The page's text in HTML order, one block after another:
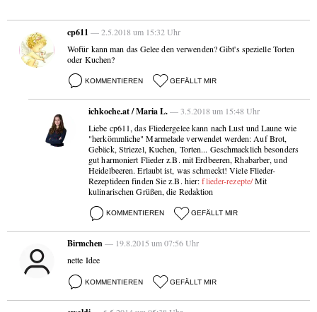
cp611 — 2.5.2018 um 15:32 Uhr
Wofür kann man das Gelee den verwenden? Gibt's spezielle Torten
oder Kuchen?
KOMMENTIEREN GEFÄLLT MIR
ichkoche.at / Maria L.— 3.5.2018 um 15:48 Uhr
Liebe cp611, das Fliedergelee kann nach Lust und Laune wie
"herkömmliche" Marmelade verwendet werden: Auf Brot,
Gebäck, Striezel, Kuchen, Torten... Geschmacklich besonders
gut harmoniert Flieder z.B. mit Erdbeeren, Rhabarber, und
Heidelbeeren. Erlaubt ist, was schmeckt! Viele Flieder-
Rezeptideen finden Sie z.B. hier:flieder-rezepte/Mit
kulinarischen Grüßen, die Redaktion
KOMMENTIEREN GEFÄLLT MIR
Birmchen— 19.8.2015 um 07:56 Uhr
nette Idee
KOMMENTIEREN GEFÄLLT MIR